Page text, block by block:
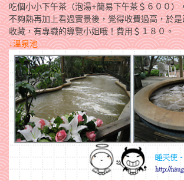
吃個小小下午茶（泡湯+簡易下午茶＄６００）
不夠熱再加上看過實景後，覺得收費過高，於
收藏，有專職的導覽小姐哦！費用＄１８０。
↓溫泉池